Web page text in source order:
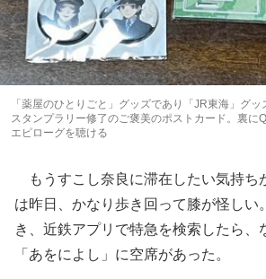
「薬屋のひとりごと」グッズであり「JR東海」グ
スタンプラリー修了のご褒美のポストカード。裏に
エピローグを聴ける
もうすこし奈良に滞在したい気持ち
は昨日、かなり歩き回って膝が怪しい
き、近鉄アプリで特急を検索したら、
「あをによし」に空席があった。